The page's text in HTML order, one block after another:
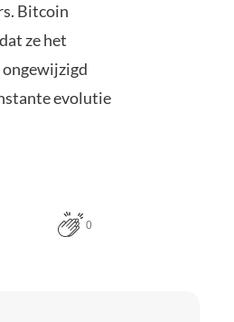
Bitcoin
ze het
evolutie
0